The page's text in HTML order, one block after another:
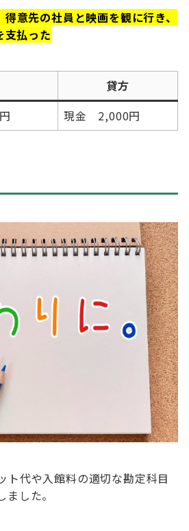
意先の社員と映画を観に行き、
払った
貸方
現金 2,000円
ト代や入館料の適切な勘定科目
した。